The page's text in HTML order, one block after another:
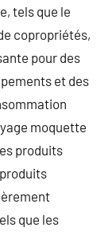
tels que le
copropriétés,
pour des
et des
moquette
produits
que les